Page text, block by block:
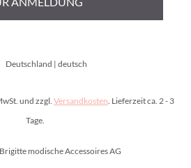
Deutschland | deutsch
und zzgl. Versandkosten. Lieferzeit ca. 2 - 3
Tage.
modische Accessoires AG